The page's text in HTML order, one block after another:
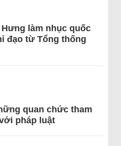
làm nhục quốc
đạo từ Tổng thống
quan chức tham
pháp luật